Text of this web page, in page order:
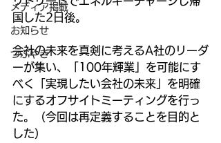
メディア掲載
お知らせ
つぶやき
国した2日後。
会社の未来を真剣に考えるA社のリーダ
ーが集い、「100年輝業」を可能にす
べく「実現したい会社の未来」を明確
にするオフサイトミーティングを行っ
た。（今回は再定義することを目的と
した）